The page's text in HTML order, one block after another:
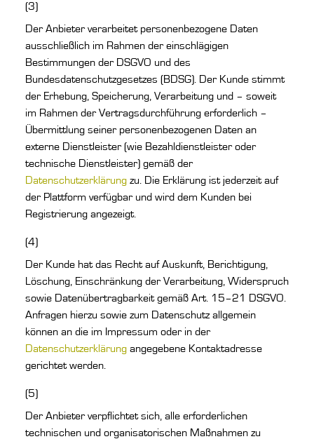
(3)
Der Anbieter verarbeitet personenbezogene Daten
ausschließlich im Rahmen der einschlägigen
Bestimmungen der DSGVO und des
Bundesdatenschutzgesetzes (BDSG). Der Kunde stimmt
der Erhebung, Speicherung, Verarbeitung und – soweit
im Rahmen der Vertragsdurchführung erforderlich –
Übermittlung seiner personenbezogenen Daten an
externe Dienstleister (wie Bezahldienstleister oder
technische Dienstleister) gemäß der
Datenschutzerklärung zu. Die Erklärung ist jederzeit auf
der Plattform verfügbar und wird dem Kunden bei
Registrierung angezeigt.
(4)
Der Kunde hat das Recht auf Auskunft, Berichtigung,
Löschung, Einschränkung der Verarbeitung, Widerspruch
sowie Datenübertragbarkeit gemäß Art. 15–21 DSGVO.
Anfragen hierzu sowie zum Datenschutz allgemein
können an die im Impressum oder in der
Datenschutzerklärung angegebene Kontaktadresse
gerichtet werden.
(5)
Der Anbieter verpflichtet sich, alle erforderlichen
technischen und organisatorischen Maßnahmen zu